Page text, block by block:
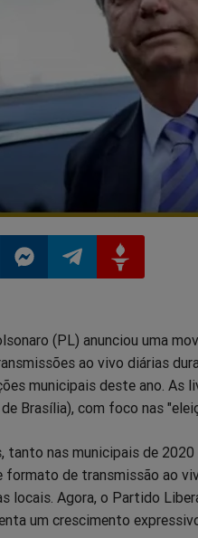
no
Messenger
no
Telegram
no
Gettr
(PL) anunciou uma
ao vivo diárias
municipais deste ano. As
Brasília), com foco nas
tanto nas municipais de
formato de transmissão ao
locais. Agora, o Partido
um crescimento